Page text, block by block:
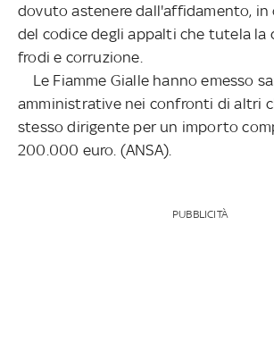
dovuto astenere dall'affidamento,
del codice degli appalti che tutela la
frodi e corruzione.
Le Fiamme Gialle hanno emesso
amministrative nei confronti di altri
stesso dirigente per un importo
200.000 euro. (ANSA).
PUBBLICITÀ